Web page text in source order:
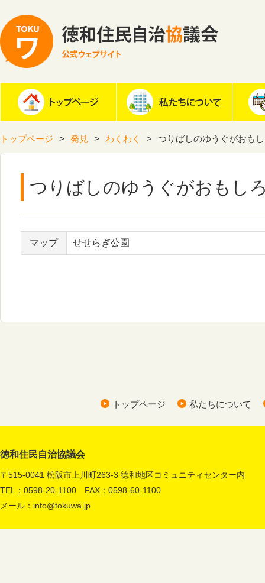
トップページ 発見 わくわく つりばしのゆうぐがおも
つりばしのゆうぐがおもし
マップ せせらぎ公園
トップページ 私たちについて
徳和住民自治協議会
〒515-0041 松阪市上川町263-3 徳和地区コミュニティセンター内
TEL：0598-20-1100 FAX：0598-60-1100
メール： info@tokuwa.jp